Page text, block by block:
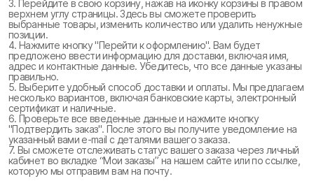
3. Перейдите в свою корзину, нажав на иконку корзины в правом
верхнем углу страницы. Здесь вы сможете проверить
выбранные товары, изменить количество или удалить ненужные
позиции.
4. Нажмите кнопку "Перейти к оформлению". Вам будет
предложено ввести информацию для доставки, включая имя,
адрес и контактные данные. Убедитесь, что все данные указаны
правильно.
5. Выберите удобный способ доставки и оплаты. Мы предлагаем
несколько вариантов, включая банковские карты, электронный
сертификат и наличные.
6. Проверьте все введенные данные и нажмите кнопку
"Подтвердить заказ". После этого вы получите уведомление на
указанный вами e-mail с деталями вашего заказа.
7. Вы сможете отслеживать статус вашего заказа через личный
кабинет во вкладке “Мои заказы” на нашем сайте или по ссылке,
которую мы отправим вам на почту.